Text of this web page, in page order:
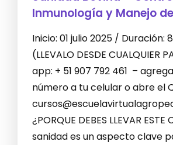
Inmunología y Manejo
Inicio: 01 julio 2025 / Duración:
(LLEVALO DESDE CUALQUIER
app: + 51 907 792 461 –
número a tu celular o abre el
¿PORQUE DEBES LLEVAR ESTE
sanidad es un aspecto clave